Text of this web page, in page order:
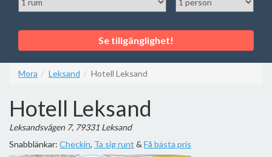
Se tillgänglighet!
Mora Leksand Hotell Leksand
Hotell Leksand
Leksandsvägen 7, 79331 Leksand
Snabblänkar: Checkin, Ta sig runt & Få bästa pris